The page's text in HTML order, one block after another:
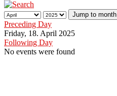
Jump to month
Preceding Day
Friday, 18. April 2025
Following Day
No events were found